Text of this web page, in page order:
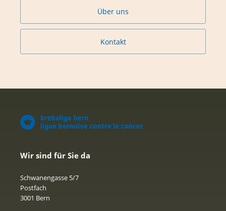
Über uns
Kontakt
Wir sind für Sie da
Schwanengasse 5/7
Postfach
3001 Bern